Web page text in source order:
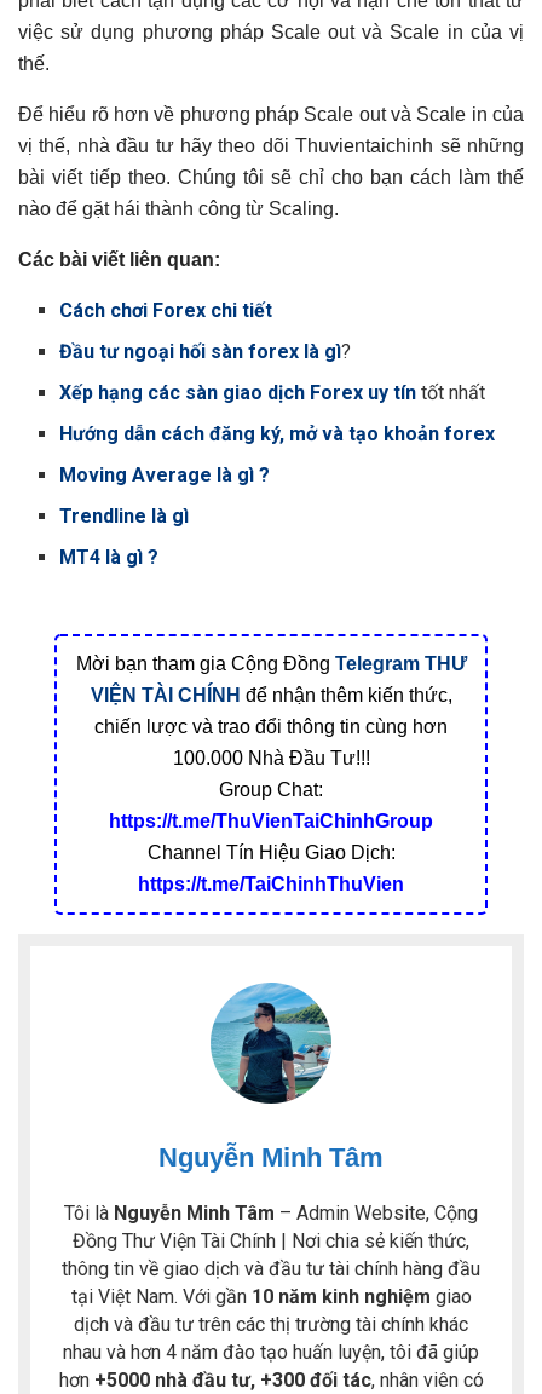
việc sử dụng phương pháp Scale out và Scale in của vị
thế.
Để hiểu rõ hơn về phương pháp Scale out và Scale in của
vị thế, nhà đầu tư hãy theo dõi Thuvientaichinh sẽ những
bài viết tiếp theo. Chúng tôi sẽ chỉ cho bạn cách làm thế
nào để gặt hái thành công từ Scaling.
Các bài viết liên quan:
Cách chơi Forex chi tiết
Đầu tư ngoại hối sàn forex là gì?
Xếp hạng các sàn giao dịch Forex uy tín tốt nhất
Hướng dẫn cách đăng ký, mở và tạo khoản forex
Moving Average là gì ?
Trendline là gì
MT4 là gì ?
Mời bạn tham gia Cộng Đồng Telegram THƯ
VIỆN TÀI CHÍNH để nhận thêm kiến thức,
chiến lược và trao đổi thông tin cùng hơn
100.000 Nhà Đầu Tư!!!
Group Chat:
https://t.me/ThuVienTaiChinhGroup
Channel Tín Hiệu Giao Dịch:
https://t.me/TaiChinhThuVien
Nguyễn Minh Tâm
Tôi là Nguyễn Minh Tâm – Admin Website, Cộng
Đồng Thư Viện Tài Chính | Nơi chia sẻ kiến thức,
thông tin về giao dịch và đầu tư tài chính hàng đầu
tại Việt Nam. Với gần 10 năm kinh nghiệm giao
dịch và đầu tư trên các thị trường tài chính khác
nhau và hơn 4 năm đào tạo huấn luyện, tôi đã giúp
hơn +5000 nhà đầu tư, +300 đối tác, nhân viên có